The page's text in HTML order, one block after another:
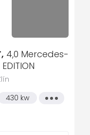
pruhu
s funkcí
4,0 Mercedes-
430 kw
Všechny